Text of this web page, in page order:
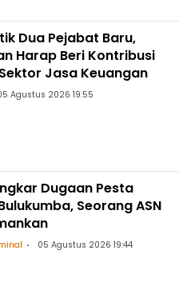
Dua Pejabat Baru,
Harap Beri Kontribusi
Jasa Keuangan
Agustus 2026 19:55
Dugaan Pesta
Seorang ASN
05 Agustus 2026 19:44